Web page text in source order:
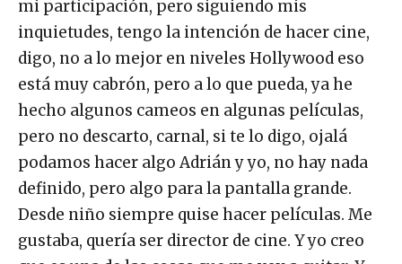
mi participación, pero siguiendo mis
inquietudes, tengo la intención de hacer cine,
digo, no a lo mejor en niveles Hollywood eso
está muy cabrón, pero a lo que pueda, ya he
hecho algunos cameos en algunas películas,
pero no descarto, carnal, si te lo digo, ojalá
podamos hacer algo Adrián y yo, no hay nada
definido, pero algo para la pantalla grande.
Desde niño siempre quise hacer películas. Me
gustaba, quería ser director de cine. Y yo creo